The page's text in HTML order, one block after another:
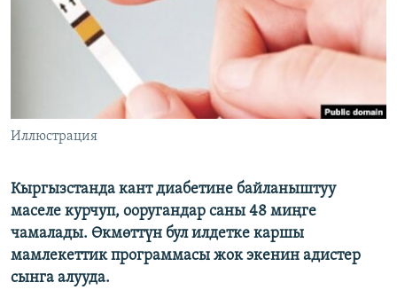
ЫҢГАЙСЫЗ СУРООЛОР
ЭЕ/АРнун бардык сайттары
Иллюстрация
Кыргызстанда кант диабетине байланыштуу
маселе курчуп, ооругандар саны 48 миңге
чамалады. Өкмөттүн бул илдетке каршы
мамлекеттик программасы жок экенин адистер
сынга алууда.